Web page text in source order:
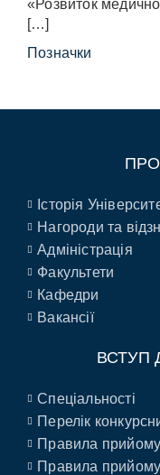
«Розвиток
[…]
Позначки
Історія
Нагороди та
Адміністрація
Факультети
Кафедри
Вакансії
ВСТУП
Спеціальності
Перелік
Правила прийому
Правила